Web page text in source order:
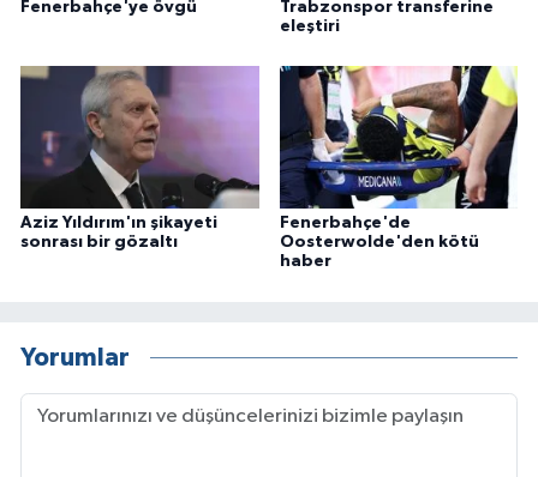
Fenerbahçe'ye övgü
Trabzonspor transferine
eleştiri
Aziz Yıldırım'ın şikayeti
sonrası bir gözaltı
Fenerbahçe'de
Oosterwolde'den kötü
haber
Yorumlar